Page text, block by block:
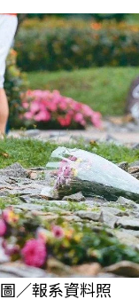
圖／報系資料照